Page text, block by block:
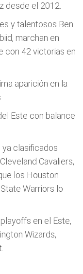
desde el 2012.
y talentosos Ben
marchan en
con 42 victorias en
aparición en la
Este con balance
ya clasificados
Cavaliers,
los Houston
Warriors lo
en el Este,
Wizards,